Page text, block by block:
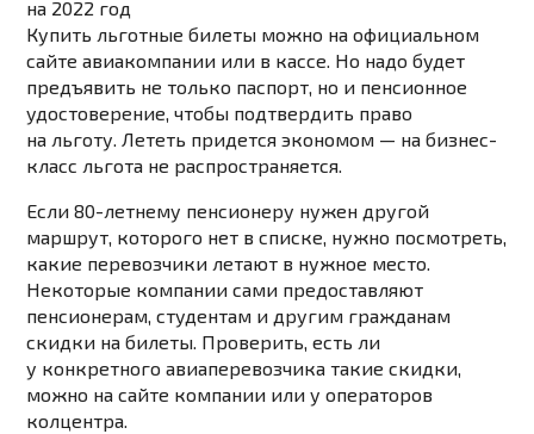
на 2022 год
Купить льготные билеты можно на официальном
сайте авиакомпании или в кассе. Но надо будет
предъявить не только паспорт, но и пенсионное
удостоверение, чтобы подтвердить право
на льготу. Лететь придется экономом — на бизнес-
класс льгота не распространяется.
Если 80-летнему пенсионеру нужен другой
маршрут, которого нет в списке, нужно посмотреть,
какие перевозчики летают в нужное место.
Некоторые компании сами предоставляют
пенсионерам, студентам и другим гражданам
скидки на билеты. Проверить, есть ли
у конкретного авиаперевозчика такие скидки,
можно на сайте компании или у операторов
колцентра.